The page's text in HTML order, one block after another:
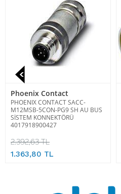
Phoenix Contact
PHOENIX CONTACT SACC-
M12MSB-5CON-PG9 SH AU BUS
SİSTEM KONNEKTÖRÜ
4017918900427
2.392,63 TL
1.363,80 TL